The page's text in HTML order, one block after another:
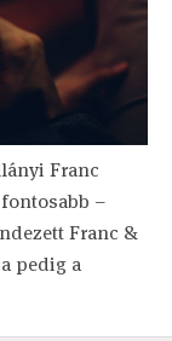
Franc
–
Franc &
pedig a